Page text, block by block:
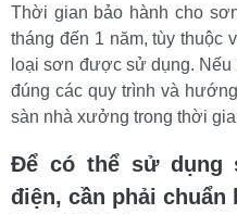
Thời gian bảo hành cho
tháng đến 1 năm, tùy thuộc
loại sơn được sử dụng. Nếu
đúng các quy trình và
sàn nhà xưởng trong thời
Để có thể sử dụng
điện, cần phải chuẩn